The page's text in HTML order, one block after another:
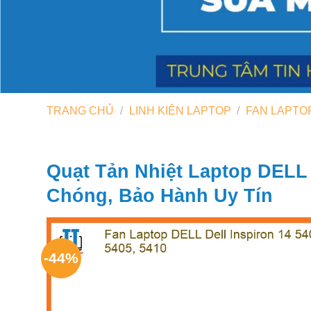
TRANG CHỦ / LINH KIỆN LAPTOP / FAN
Quạt Tản Nhiệt Laptop
Chóng, Bảo Hành Uy Tín
-44%